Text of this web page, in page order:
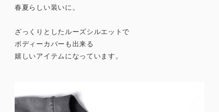
春夏らしい装いに。
ざっくりとしたルーズシルエットで
ボディーカバーも出来る
嬉しいアイテムになっています。